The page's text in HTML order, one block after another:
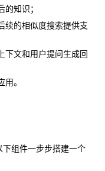
知识；
续的相似度搜索提供支
下文和用户提问生成回
。
组件一步步搭建一个